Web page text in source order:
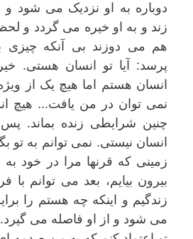
دوباره به او نزدیک می شود و در
زند و به او خیره می گردد و
هم می دوزند بی آنکه چیزی
پرسد: آیا تو انسان هستی.
انسان هستم اما هیچ یک از ویژه
نمی توان در من یافت... هیچ
چنین شرایطی زنده بماند. پس
انسان نیستی. نمی توانم به تو
زمینی که قرنها مرا در خود به
بیرون بیایم، بعد می توانم با
زندگیم و اینکه چه هستم را برایت
می شود و از او فاصله می گیرد.